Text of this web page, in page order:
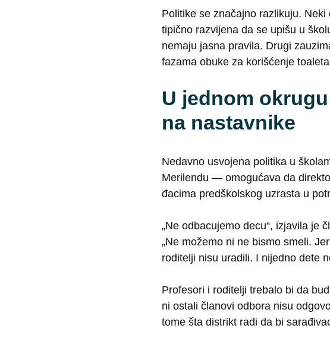
Politike se značajno razlikuju.
tipično razvijena da se upišu u
nemaju jasna pravila. Drugi
fazama obuke za korišćenje
U jednom
na nastavnike
Nedavno usvojena politika u
Merilendu — omogućava da
đacima predškolskog uzrasta u
„Ne odbacujemo decu“, izjavila je
„Ne možemo ni ne bismo smeli.
roditelji nisu uradili. I nijedno dete
Profesori i roditelji trebalo bi da
ni ostali članovi odbora nisu
tome šta distrikt radi da bi